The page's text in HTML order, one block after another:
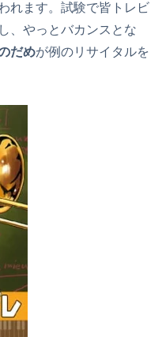
れます。試験で皆トレビ
、やっとバカンスとな
だめが例のリサイタルを